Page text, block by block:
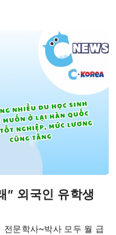
” 외국인 유학생
전문학사~박사 모두 월 급